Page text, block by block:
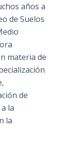
años a
de Suelos
materia de
de
la
la